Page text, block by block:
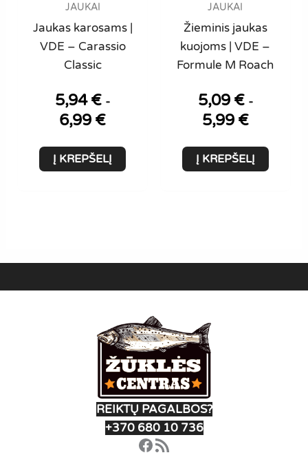
JAUKAI
Jaukas karosams |
VDE – Carassio
Classic
5,94€ -
6,99 €
Į KREPŠELĮ
JAUKAI
Žieminis jaukas
kuojoms | VDE –
Formule M Roach
5,09 € -
5,99 €
Į KREPŠELĮ
REIKTŲ PAGALBOS?
+370 680 10 736
Facebook
RSS Feed